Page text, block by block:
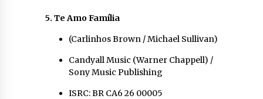
5. Te Amo Família
(Carlinhos Brown / Michael Sullivan)
Candyall Music (Warner Chappell) /
Sony Music Publishing
ISRC: BR CA6 26 00005